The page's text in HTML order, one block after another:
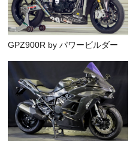
GPZ900R by パワービルダー